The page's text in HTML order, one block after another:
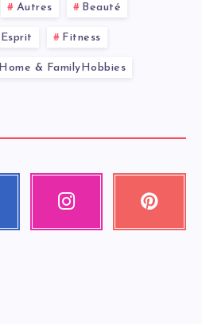
Autres Beauté
Esprit Fitness
Home & FamilyHobbies